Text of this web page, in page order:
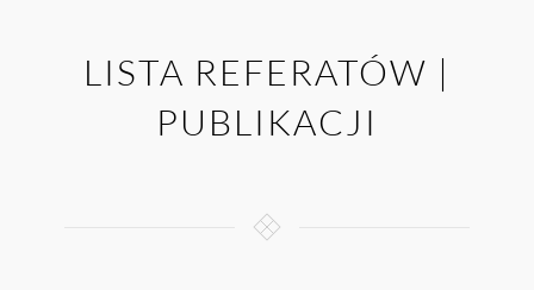
LISTA REFERATÓW |
PUBLIKACJI